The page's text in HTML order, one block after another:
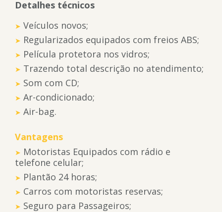
Detalhes técnicos
Veículos novos;
Regularizados equipados com freios ABS;
Película protetora nos vidros;
Trazendo total descrição no atendimento;
Som com CD;
Ar-condicionado;
Air-bag.
Vantagens
Motoristas Equipados com rádio e
telefone celular;
Plantão 24 horas;
Carros com motoristas reservas;
Seguro para Passageiros;